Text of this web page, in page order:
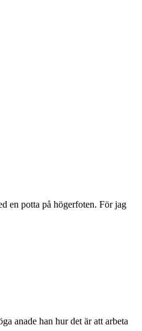
en potta på högerfoten. För jag
anade han hur det är att arbeta